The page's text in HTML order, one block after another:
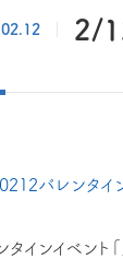
2/
タインイベント